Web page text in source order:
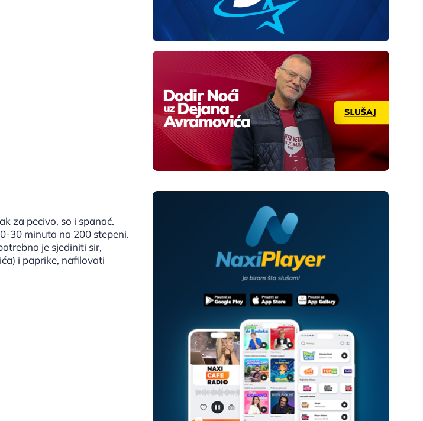
za pecivo, so i spanać.
30 minuta na 200 stepeni.
je sjediniti sir,
i paprike, nafilovati